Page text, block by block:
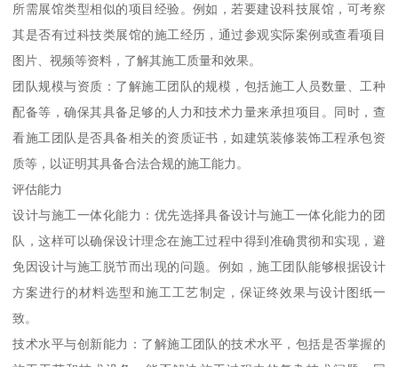
所需展馆类型相似的项目经验。例如，若要建设科技展馆，可考察
其是否有过科技类展馆的施工经历，通过参观实际案例或查看项目
图片、视频等资料，了解其施工质量和效果。
团队规模与资质：了解施工团队的规模，包括施工人员数量、工种
配备等，确保其具备足够的人力和技术力量来承担项目。同时，查
看施工团队是否具备相关的资质证书，如建筑装修装饰工程承包资
质等，以证明其具备合法合规的施工能力。
评估能力
设计与施工一体化能力：优先选择具备设计与施工一体化能力的团
队，这样可以确保设计理念在施工过程中得到准确贯彻和实现，避
免因设计与施工脱节而出现的问题。例如，施工团队能够根据设计
方案进行的材料选型和施工工艺制定，保证终效果与设计图纸一
致。
技术水平与创新能力：了解施工团队的技术水平，包括是否掌握的